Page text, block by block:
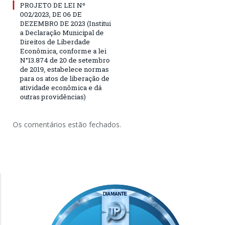
PROJETO DE LEI Nº
002/2023, DE 06 DE
DEZEMBRO DE 2023 (Institui
a Declaração Municipal de
Direitos de Liberdade
Econômica, conforme a lei
N°13.874 de 20 de setembro
de 2019, estabelece normas
para os atos de liberação de
atividade econômica e dá
outras providências)
Os comentários estão fechados.